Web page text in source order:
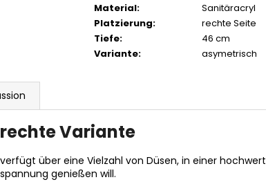
Material:
Sanitäracryl
Platzierung:
rechte Seite
Tiefe:
46 cm
Variante: asymetrisch
rechte Variante
verfügt über eine Vielzahl von Düsen, in einer
genießen will.